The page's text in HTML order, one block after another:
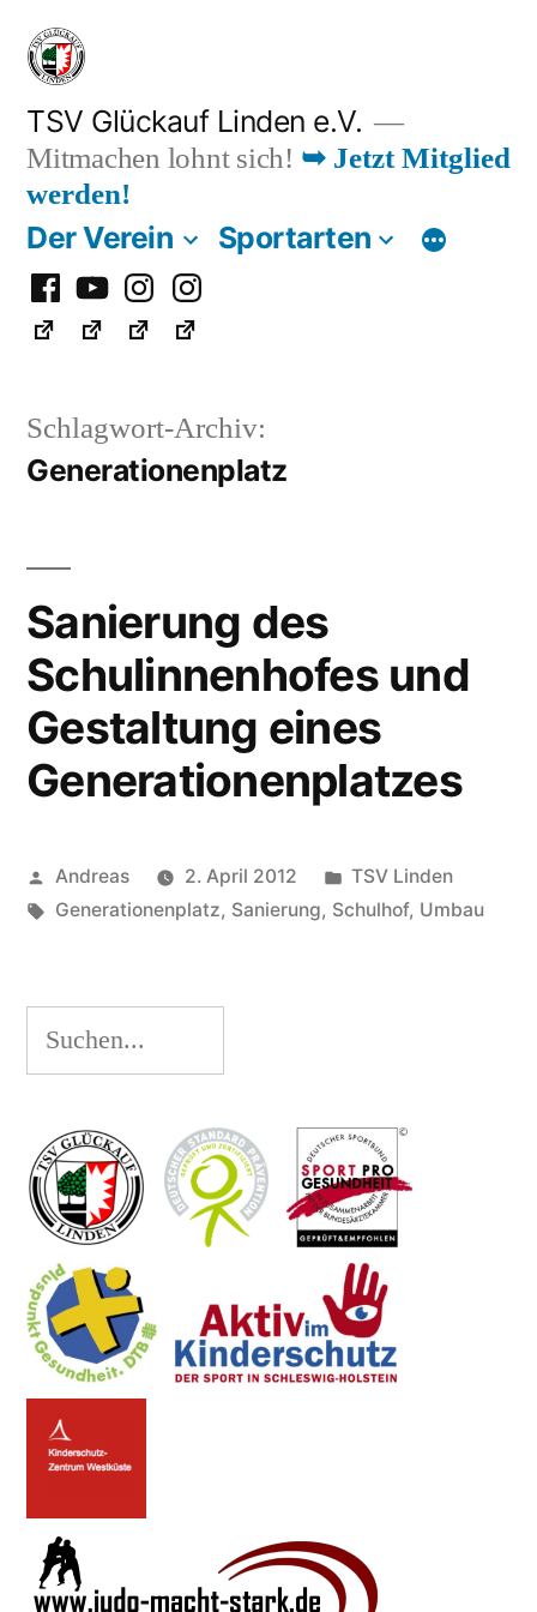
Zum
Inhalt
springen
TSV Glückauf Linden e.V.
Mitmachen lohnt sich! ➥ Jetzt Mitglied
werden!
Der Verein Sportarten
Facebook
YoutubeInstagramInstagram
Fußball
Schlagwort-Archiv:
Generationenplatz
Sanierung des
Schulinnenhofes und
Gestaltung eines
Generationenplatzes
Veröffentlicht
von
Andreas 2. April 2012
Veröffentlicht
unter
TSV Linden
Schlagwörter:
Generationenplatz, Sanierung, Schulhof, Umbau
Suchen